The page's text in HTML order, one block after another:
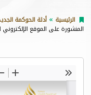
الرئيسية أدلة الحوكمة
المنشورة على الموقع الإلكتروني